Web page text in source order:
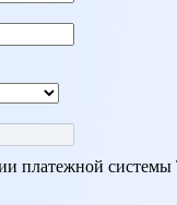
платежной системы